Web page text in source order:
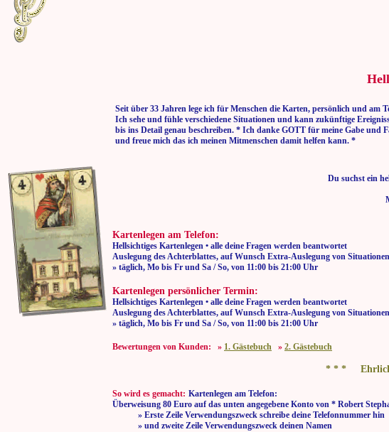
Seit über 33 Jahren lege ich für Menschen die Karten, persönlich und am
Ich sehe und fühle verschiedene Situationen und kann zukünftige
bis ins Detail genau beschreiben. * Ich danke GOTT für meine Gabe und
und freue mich das ich meinen Mitmenschen damit helfen kann. *
Du suchst ein
Kartenlegen am Telefon:
Hellsichtiges Kartenlegen • alle deine Fragen werden beantwortet
Auslegung des Achterblattes, auf Wunsch Extra-Auslegung von
» täglich, Mo bis Fr und Sa / So, von 11:00 bis 21:00 Uhr
Kartenlegen persönlicher Termin:
Hellsichtiges Kartenlegen • alle deine Fragen werden beantwortet
Auslegung des Achterblattes, auf Wunsch Extra-Auslegung von
» täglich, Mo bis Fr und Sa / So, von 11:00 bis 21:00 Uhr
Bewertungen von Kunden: » 1. Gästebuch » 2. Gästebuch
* * *
So wird es gemacht: Kartenlegen am Telefon:
Überweisung 80 Euro auf das unten angegebene Konto von * Robert
» Erste Zeile Verwendungszweck schreibe deine Telefonnummer hin
» und zweite Zeile Verwendungszweck deinen Namen